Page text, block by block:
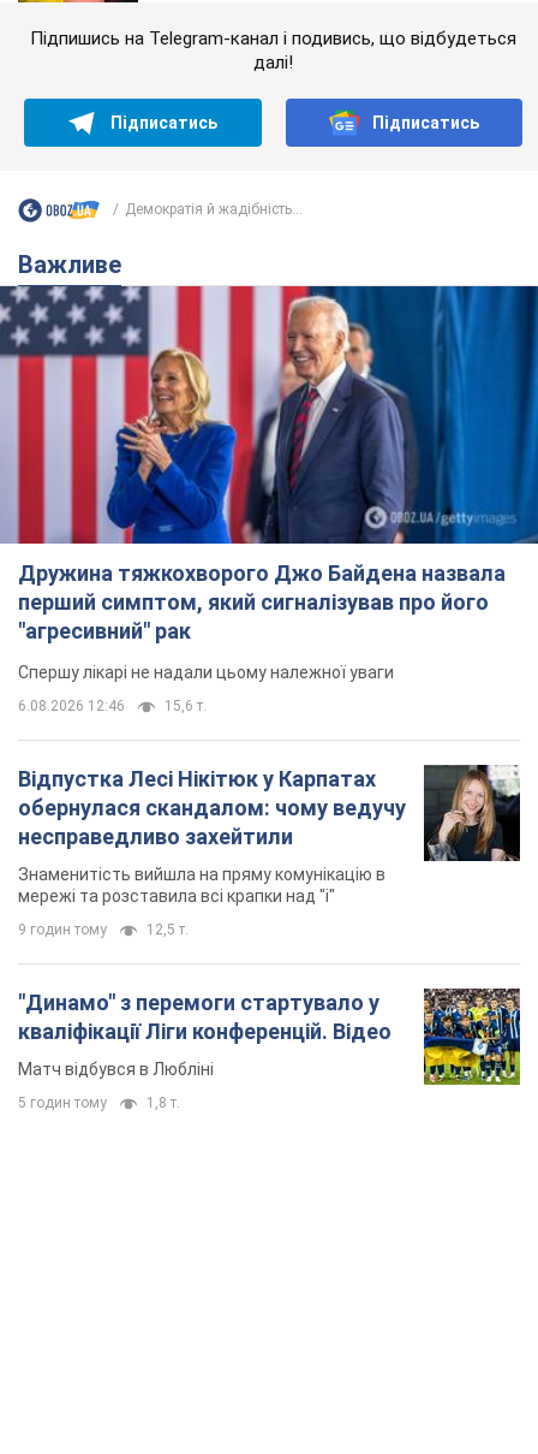
Підпишись на Telegram-канал і подивись, що відбудеться
далі!
Підписатись Підписатись
Демократія й жадібність...
Важливе
Дружина тяжкохворого Джо Байдена назвала
перший симптом, який сигналізував про його
"агресивний" рак
Спершу лікарі не надали цьому належної уваги
6.08.2026 12:46 15,6 т.
Відпустка Лесі Нікітюк у Карпатах
обернулася скандалом: чому ведучу
несправедливо захейтили
Знаменитість вийшла на пряму комунікацію в
мережі та розставила всі крапки над "і"
9 годин тому 12,5 т.
"Динамо" з перемоги стартувало у
кваліфікації Ліги конференцій. Відео
Матч відбувся в Любліні
5 годин тому 1,8 т.